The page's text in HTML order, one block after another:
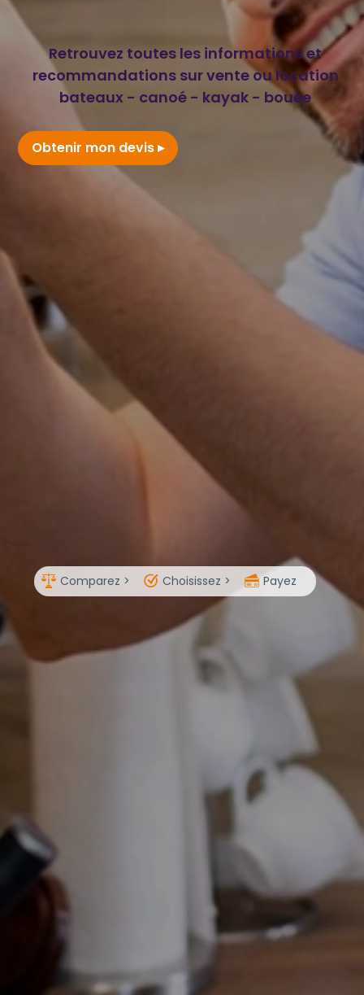
Retrouvez toutes les informations et
recommandations sur vente ou location
bateaux - canoé - kayak - bouée
Obtenir mon devis
Comparez > Choisissez > Payez